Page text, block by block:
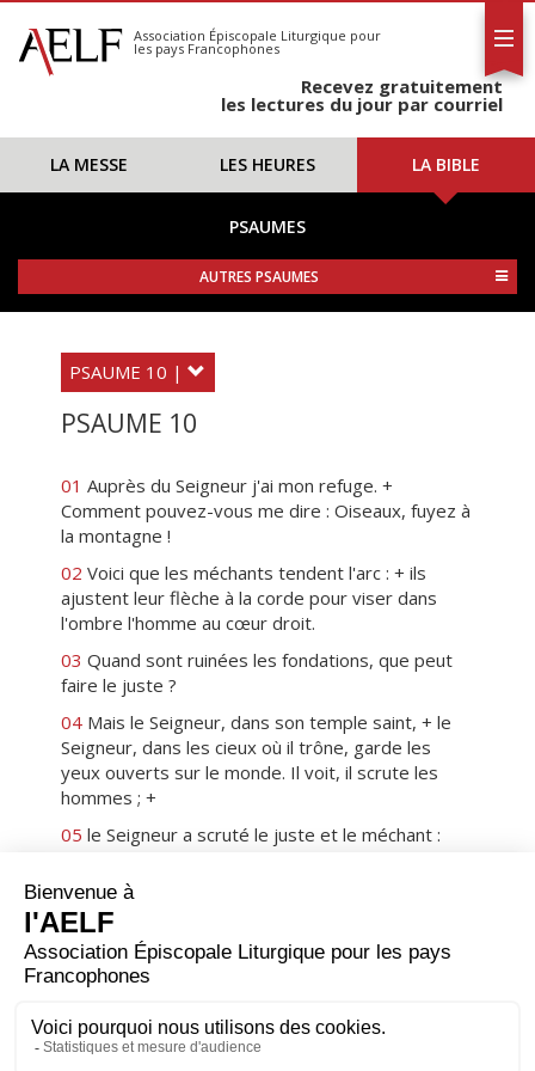
S'abonner
Calendrier
Association Épiscopale Liturgique pour
les pays Francophones
Recevez gratuitement
les lectures du jour par courriel
LA MESSE LES HEURES LA BIBLE
PSAUMES
AUTRES PSAUMES
PSAUME 10 |
PSAUME 10
01 Auprès du Seigneur j'ai mon refuge. +
Comment pouvez-vous me dire : Oiseaux, fuyez à
la montagne !
02 Voici que les méchants tendent l'arc : + ils
ajustent leur flèche à la corde pour viser dans
l'ombre l'homme au cœur droit.
03 Quand sont ruinées les fondations, que peut
faire le juste ?
04 Mais le Seigneur, dans son temple saint, + le
Seigneur, dans les cieux où il trône, garde les
yeux ouverts sur le monde. Il voit, il scrute les
hommes ; +
05 le Seigneur a scruté le juste et le méchant :
06Il fera pleuvoir ses fléaux sur les méchants, +
feu et soufre et vent de tempête ; c'est la coupe
qu'ils auront en partage.
07Vraiment, le Seigneur est juste ; + il aime toute